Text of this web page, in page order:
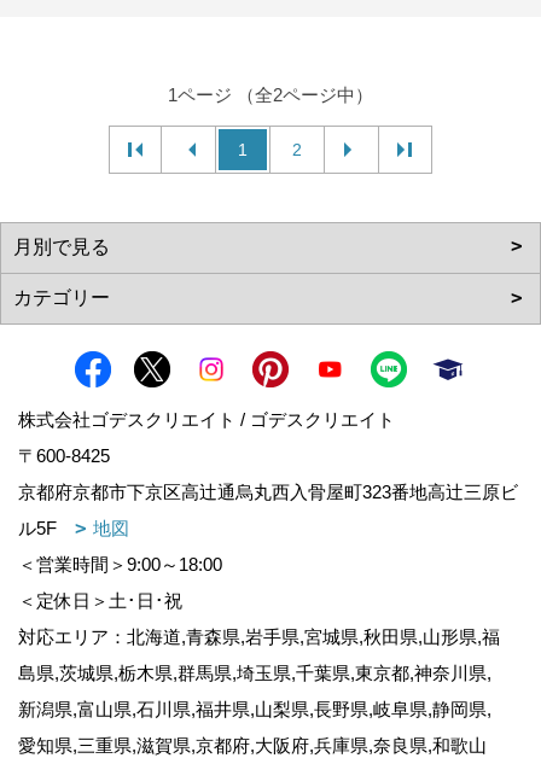
1ページ （全2ページ中）
1 2
株式会社ゴデスクリエイト / ゴデスクリエイト
〒600-8425
京都府京都市下京区高辻通烏丸西入骨屋町323番地高辻三原ビ
ル5F
地図
＜営業時間＞9:00～18:00
＜定休日＞土･日･祝
対応エリア：北海道,青森県,岩手県,宮城県,秋田県,山形県,福
島県,茨城県,栃木県,群馬県,埼玉県,千葉県,東京都,神奈川県,
新潟県,富山県,石川県,福井県,山梨県,長野県,岐阜県,静岡県,
愛知県,三重県,滋賀県,京都府,大阪府,兵庫県,奈良県,和歌山